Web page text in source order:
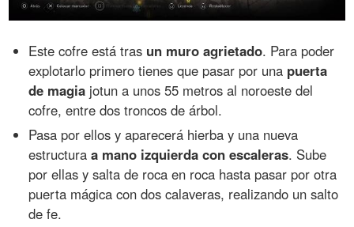
Este cofre está tras un muro agrietado. Para poder
explotarlo primero tienes que pasar por una puerta
de magia jotun a unos 55 metros al noroeste del
cofre, entre dos troncos de árbol.
Pasa por ellos y aparecerá hierba y una nueva
estructuraa mano izquierda con escaleras. Sube
por ellas y salta de roca en roca hasta pasar por otra
puerta mágica con dos calaveras, realizando un salto
de fe.